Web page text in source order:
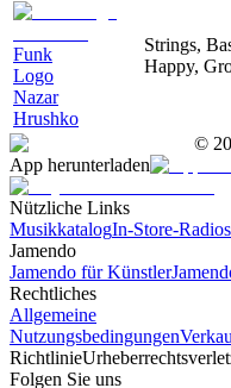
Funk
Logo
Nazar
Hrushko
Strings,
Happy,
©
App herunterladen
Nützliche Links
MusikkatalogIn-Store-Radios
Jamendo
Jamendo für Künstler
Rechtliches
Allgemeine
Nutzungsbedingungen
Richtlinie
Folgen Sie uns